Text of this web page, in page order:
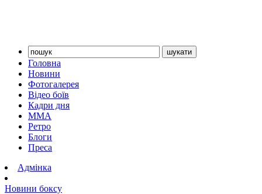
Головна
Новини
Фотогалерея
Відео боїв
Кадри дня
ММА
Ретро
Блоги
Преса
Адмінка
Новини боксу